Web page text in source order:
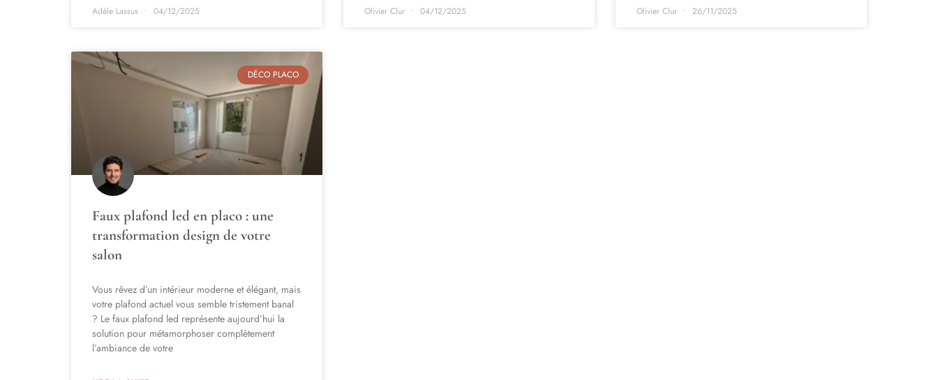
Adèle Lassus 04/12/2025 Olivier Clur 04/12/2025 Olivier Clur 26/11/2025
DÉCO PLACO
Faux plafond led en placo : une
transformation design de votre
salon
Vous rêvez d’un intérieur moderne et élégant, mais
votre plafond actuel vous semble tristement banal
? Le faux plafond led représente aujourd’hui la
solution pour métamorphoser complètement
l’ambiance de votre